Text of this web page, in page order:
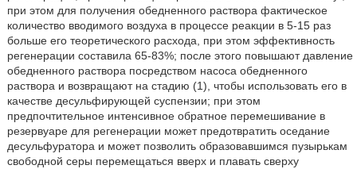
при этом для получения обедненного раствора фактическое
количество вводимого воздуха в процессе реакции в 5-15 раз
больше его теоретического расхода, при этом эффективность
регенерации составила 65-83%; после этого повышают давление
обедненного раствора посредством насоса обедненного
раствора и возвращают на стадию (1), чтобы использовать его в
качестве десульфирующей суспензии; при этом
предпочтительное интенсивное обратное перемешивание в
резервуаре для регенерации может предотвратить оседание
десульфуратора и может позволить образовавшимся пузырькам
свободной серы перемещаться вверх и плавать сверху